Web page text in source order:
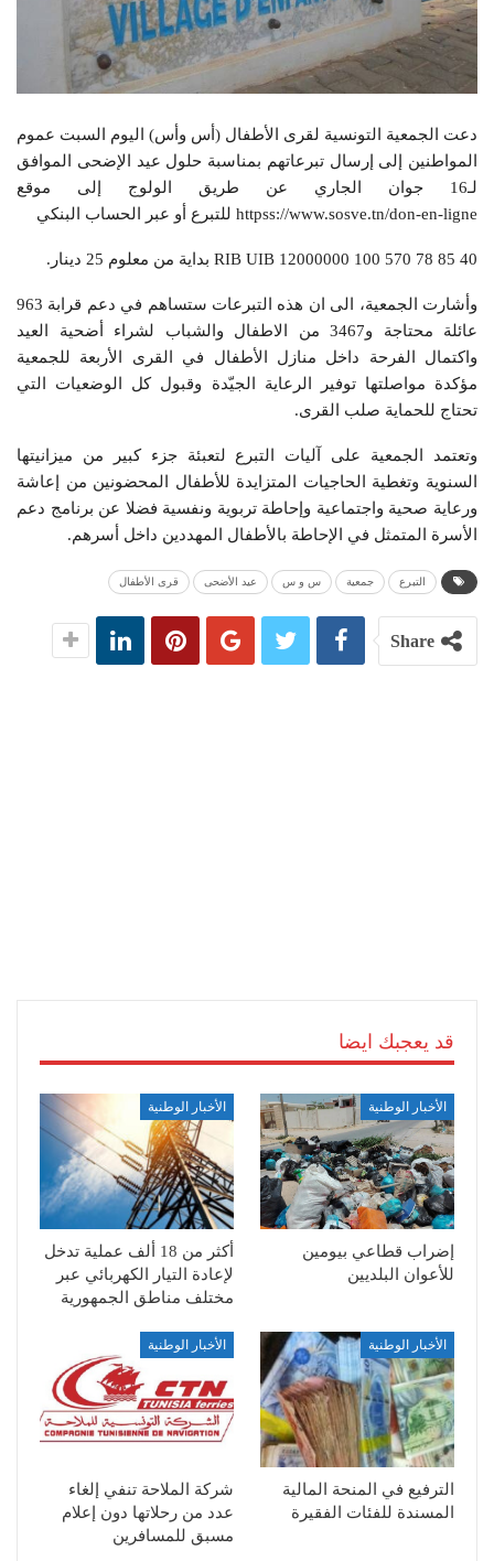
دعت الجمعية التونسية لقرى الأطفال (أس وأس) اليوم السبت عموم
المواطنين إلى إرسال تبرعاتهم بمناسبة حلول عيد الإضحى الموافق
لـ16 جوان الجاري عن طريق الولوج إلى موقع
httpss://www.sosve.tn/don-en-ligne للتبرع أو عبر الحساب البنكي
RIB UIB 12000000 100 570 78 85 40 بداية من معلوم 25 دينار.
وأشارت الجمعية، الى ان هذه التبرعات ستساهم في دعم قرابة 963
عائلة محتاجة و3467 من الاطفال والشباب لشراء أضحية العيد
واكتمال الفرحة داخل منازل الأطفال في القرى الأربعة للجمعية
مؤكدة مواصلتها توفير الرعاية الجيّدة وقبول كل الوضعيات التي
تحتاج للحماية صلب القرى.
وتعتمد الجمعية على آليات التبرع لتعبئة جزء كبير من ميزانيتها
السنوية وتغطية الحاجيات المتزايدة للأطفال المحضونين من إعاشة
ورعاية صحية واجتماعية وإحاطة تربوية ونفسية فضلا عن برنامج دعم
الأسرة المتمثل في الإحاطة بالأطفال المهددين داخل أسرهم.
التبرع جمعية س و س عيد الأضحى قرى الأطفال
Share
قد يعجبك ايضا
الأخبار الوطنية
إضراب قطاعي بيومين
للأعوان البلديين
الأخبار الوطنية
أكثر من 18 ألف عملية تدخل
لإعادة التيار الكهربائي عبر
مختلف مناطق الجمهورية
الأخبار الوطنية
الترفيع في المنحة المالية
المسندة للفئات الفقيرة
الأخبار الوطنية
شركة الملاحة تنفي إلغاء
عدد من رحلاتها دون إعلام
مسبق للمسافرين